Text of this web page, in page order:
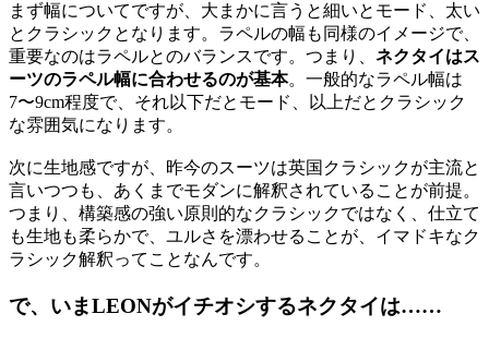
まず幅についてですが、大まかに言うと細いとモード、太い
とクラシックとなります。ラペルの幅も同様のイメージで、
重要なのはラペルとのバランスです。つまり、 ネクタイはス
ーツのラペル幅に合わせるのが基本。一般的なラペル幅は
7〜9cm程度で、それ以下だとモード、以上だとクラシック
な雰囲気になります。
次に生地感ですが、昨今のスーツは英国クラシックが主流と
言いつつも、あくまでモダンに解釈されていることが前提。
つまり、構築感の強い原則的なクラシックではなく、仕立て
も生地も柔らかで、ユルさを漂わせることが、イマドキなク
ラシック解釈ってことなんです。
で、いまLEONがイチオシするネクタイは……